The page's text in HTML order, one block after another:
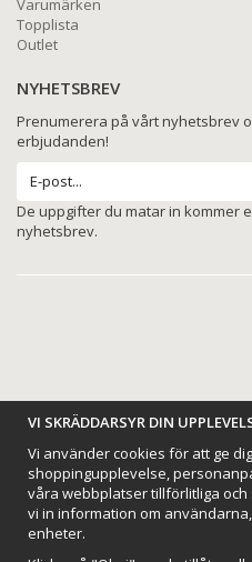
Topplista
Outlet
NYHETSBREV
Prenumerera på vårt nyhetsbrev
erbjudanden!
De uppgifter du matar in kommer
nyhetsbrev.
BETALNINGSALTERNATIV
VI SKICKAR MED
VI SKRÄDDARSYR DIN
Vi använder cookies för att ge
shoppingupplevelse,
våra webbplatser tillförlitliga
vi in information om
enheter.